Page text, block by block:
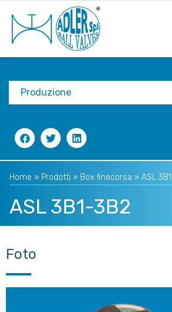
Produzione
Home » Prodotti » Box finecorsa » ASL
ASL 3B1-3B2
Foto